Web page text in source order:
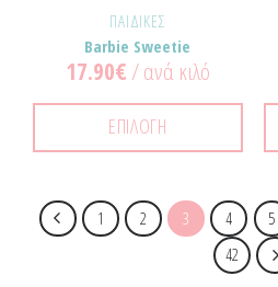
ΠΑΙΔΙΚΈΣ
Barbie Sweetie
17.90€/ ανά κιλό
ΕΠΙΛΟΓΉ
1 2 3 4 5
42